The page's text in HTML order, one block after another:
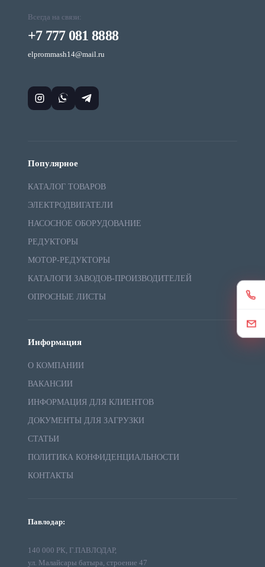
Всегда на связи:
+7 777 081 8888
elprommash14@mail.ru
Популярное
КАТАЛОГ ТОВАРОВ
ЭЛЕКТРОДВИГАТЕЛИ
НАСОСНОЕ ОБОРУДОВАНИЕ
РЕДУКТОРЫ
МОТОР-РЕДУКТОРЫ
КАТАЛОГИ ЗАВОДОВ-ПРОИЗВОДИТЕЛЕЙ
ОПРОСНЫЕ ЛИСТЫ
Информация
О КОМПАНИИ
ВАКАНСИИ
ИНФОРМАЦИЯ ДЛЯ КЛИЕНТОВ
ДОКУМЕНТЫ ДЛЯ ЗАГРУЗКИ
СТАТЬИ
ПОЛИТИКА КОНФИДЕНЦИАЛЬНОСТИ
КОНТАКТЫ
Павлодар:
140 000 РК, Г.ПАВЛОДАР,
ул. Малайсары батыра, строение 47